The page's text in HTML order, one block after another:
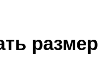
размер